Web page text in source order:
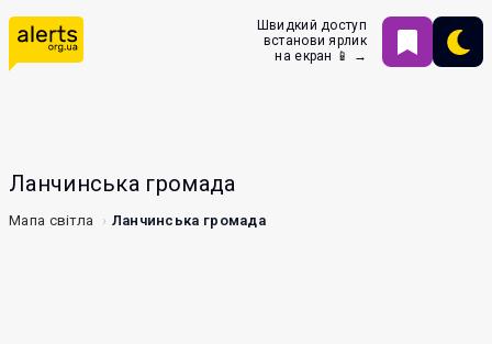
Швидкий доступ
встанови ярлик
на екран 📱 →
Ланчинська громада
Мапа світла Ланчинська громада